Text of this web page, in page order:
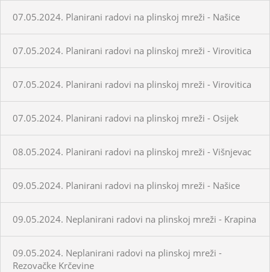
07.05.2024. Planirani radovi na plinskoj mreži - Našice
07.05.2024. Planirani radovi na plinskoj mreži - Virovitica
07.05.2024. Planirani radovi na plinskoj mreži - Virovitica
07.05.2024. Planirani radovi na plinskoj mreži - Osijek
08.05.2024. Planirani radovi na plinskoj mreži - Višnjevac
09.05.2024. Planirani radovi na plinskoj mreži - Našice
09.05.2024. Neplanirani radovi na plinskoj mreži - Krapina
09.05.2024. Neplanirani radovi na plinskoj mreži -
Rezovačke Krčevine